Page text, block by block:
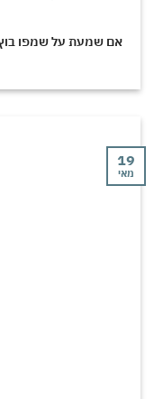
אם שמעת על שמפו בוץ ים